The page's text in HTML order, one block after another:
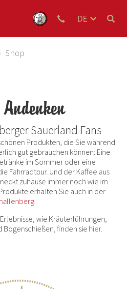
DE
Shop
Sauerland Fans
Produkten, die Sie während
gut gebrauchen können: Eine
im Sommer oder eine
Fahrradtour. Und der Kaffee aus
zuhause immer noch wie im
erhalten Sie auch in der
.
wie Kräuterführungen,
Bogenschießen, finden sie hier.